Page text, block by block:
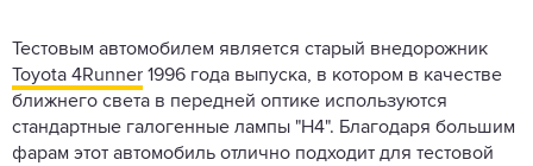
Тестовым автомобилем является старый внедорожник
Toyota 4Runner 1996 года выпуска, в котором в качестве
ближнего света в передней оптике используются
стандартные галогенные лампы "H4". Благодаря большим
фарам этот автомобиль отлично подходит для тестовой